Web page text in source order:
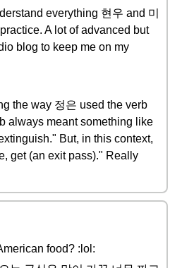
everything 현우 and 미
A lot of advanced but
blog to keep me on my
the way 정은 used the verb
always meant something like
But, in this context,
get (an exit pass)." Really
food? :lol: